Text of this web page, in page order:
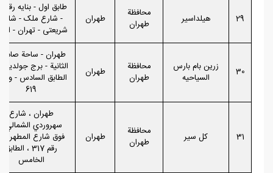
29 هیلداسیر
محافظة
طهران
طهران
- شارع ملک - شارع
شریعتی - تهران -
30
زرین بام بارس
السیاحیه
محافظة
طهران
طهران
طهران - ساحة
الثانية - برج
الطابق السادس -
619
31 کل سیر
محافظة
طهران
طهران
طهران ، شارع
سهروردي الشمالي ،
فوق شارع المطهري
رقم 317 ، الطابق
الخامس